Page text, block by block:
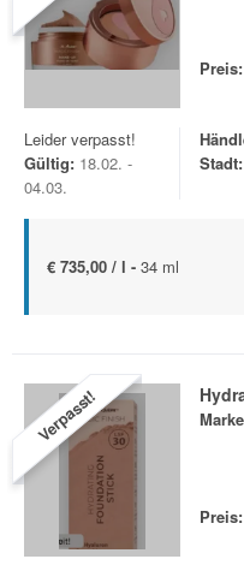
Preis:
Leider verpasst!
Gültig: 18.02. -
04.03.
Stadt:
€ 735,00 / l - 34 ml
Verpasst!
Preis: